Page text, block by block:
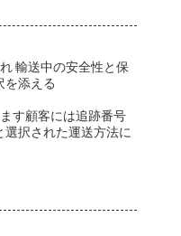
輸送中の安全性と保
を添える
す顧客には追跡番号
択された運送方法に